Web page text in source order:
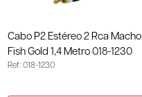
Cabo P2 Estéreo 2 Rca Macho
Fish Gold 1,4 Metro 018-1230
Ref: 018-1230